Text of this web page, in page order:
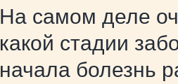
На самом деле
какой стадии
начала болезнь